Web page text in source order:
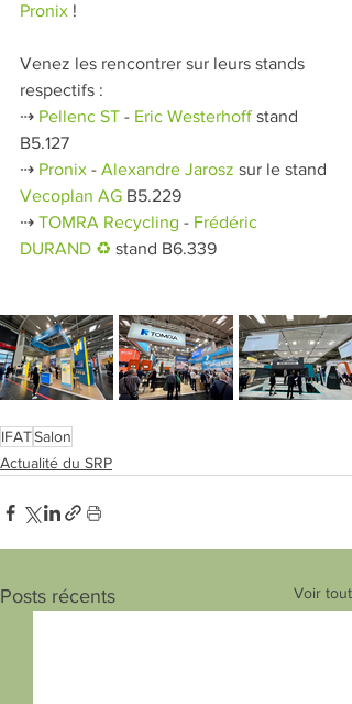
Pronix !
Venez les rencontrer sur leurs stands
respectifs :
⇢ Pellenc ST - Eric Westerhoff stand
B5.127
⇢ Pronix - Alexandre Jarosz sur le stand
Vecoplan AG B5.229
⇢ TOMRA Recycling - Frédéric
DURAND ♻️ stand B6.339
IFATSalon
Actualité du SRP
Posts récents Voir tout